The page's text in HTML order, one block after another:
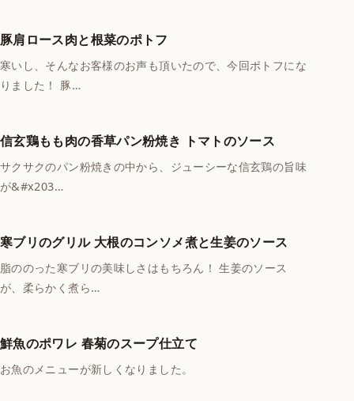
豚肩ロース肉と根菜のポトフ
寒いし、そんなお客様のお声も頂いたので、今回ポトフにな
りました！ 豚…
信玄鶏もも肉の香草パン粉焼き トマトのソース
サクサクのパン粉焼きの中から、ジューシーな信玄鶏の旨味
が&#x203…
寒ブリのグリル 大根のコンソメ煮と生姜のソース
脂ののった寒ブリの美味しさはもちろん！ 生姜のソース
が、柔らかく煮ら…
鮮魚のポワレ 春菊のスープ仕立て
お魚のメニューが新しくなりました。